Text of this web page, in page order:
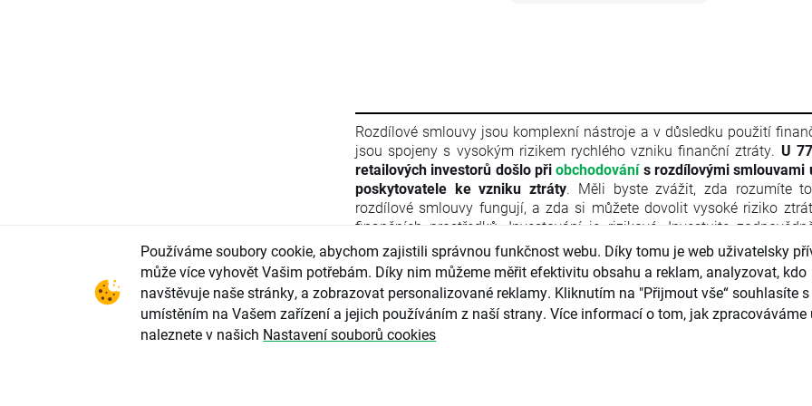
Rozdílové smlouvy jsou komplexní nástroje a v důsledku použití
jsou spojeny s vysokým rizikem rychlého vzniku finanční ztráty. U
retailových investorů došlo přiobchodovánís rozdílovými smlouvami
poskytovatele ke vzniku ztráty. Měli byste zvážit, zda rozumíte
rozdílové smlouvy fungují, a zda si můžete dovolit vysoké riziko
finančních prostředků. Investování je rizikové. Investujte
materiál je marketingovou komunikací ve smyslu čl. 24 odst. 3
Evropského parlamentu a Rady 2014/65/EU ze dne 15. května 2014
finančních nástrojů, kterou se mění směrnice 2002/92/ES a
2011/61/EU (MiFID II). Marketingová komunikace není investiční
ani informace doporučující či navrhující investiční strategii ve smyslu
Evropského parlamentu a Rady (EU) č. 596/2014 ze dne 16. dubna
Používáme soubory cookie, abychom zajistili správnou funkčnost webu. Díky tomu je web uživatelsky
může více vyhovět Vašim potřebám. Díky nim můžeme měřit efektivitu obsahu a reklam, analyzovat, kdo
navštěvuje naše stránky, a zobrazovat personalizované reklamy. Kliknutím na "Přijmout vše“ souhlasíte
umístěním na Vašem zařízení a jejich používáním z naší strany. Více informací o tom, jak zpracováváme
naleznete v našich Nastavení souborů cookies